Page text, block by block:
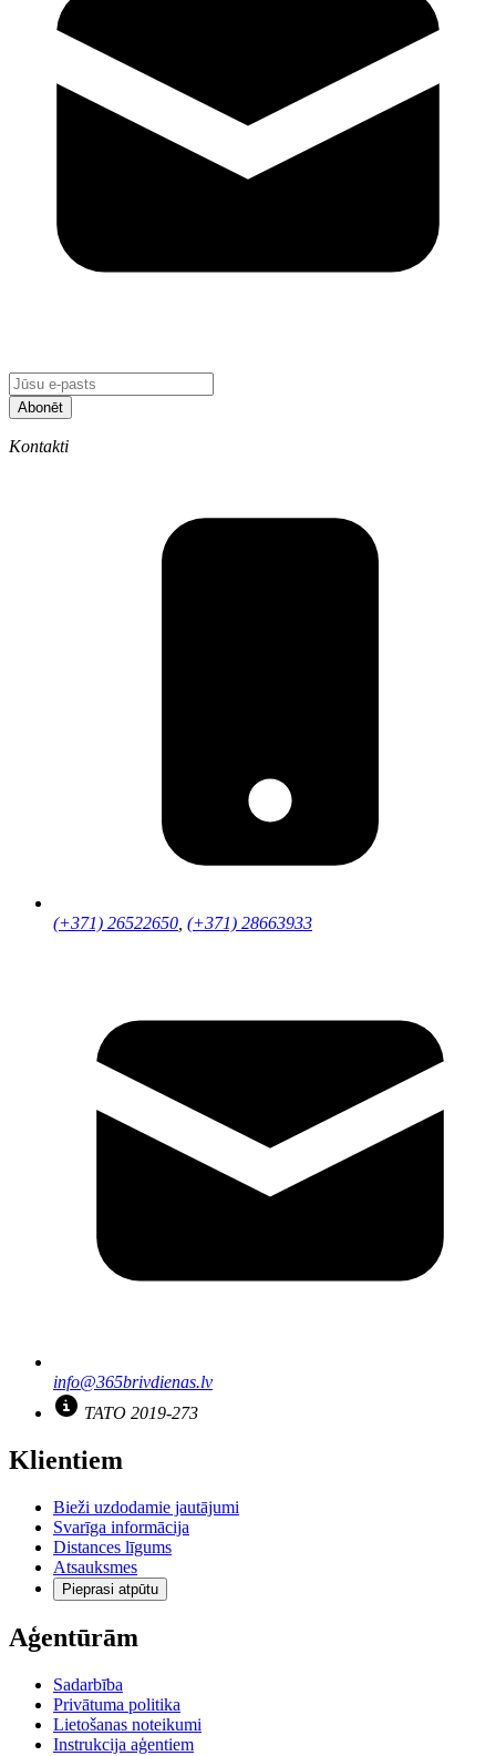
Abonēt
Kontakti
(+371) 26522650, (+371) 28663933
info@365brivdienas.lv
TATO 2019-273
Klientiem
Bieži uzdodamie jautājumi
Svarīga informācija
Distances līgums
Atsauksmes
Pieprasi atpūtu
Aģentūrām
Sadarbība
Privātuma politika
Lietošanas noteikumi
Instrukcija aģentiem